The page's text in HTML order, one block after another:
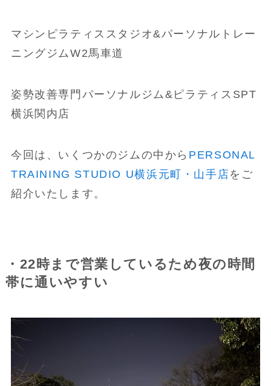
マシンピラティススタジオ&パーソナルトレー
ニングジムW2馬車道
姿勢改善専門パーソナルジム&ピラティスSPT
横浜関内店
今回は、いくつかのジムの中から PERSONAL
TRAINING STUDIO U横浜元町・山手店をご
紹介いたします。
・22時まで営業しているため夜の時間
帯に通いやすい